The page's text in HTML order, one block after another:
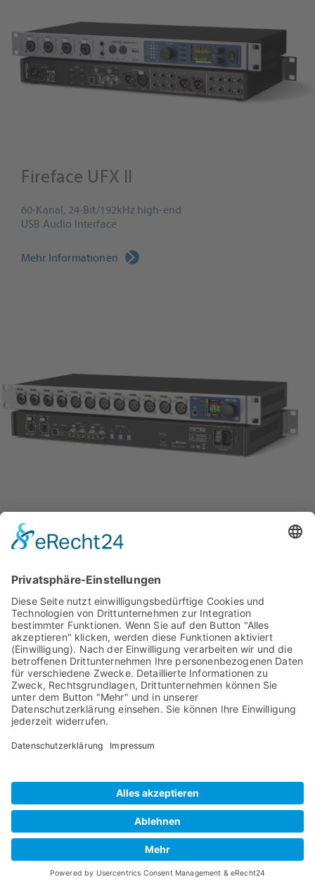
Fireface UFX II
60-Kanal, 24-Bit/192kHz high-end
USB Audio Interface
Mehr Informationen
12Mic
Mehr Informationen
M-32 AD / M-32 DA Pro II